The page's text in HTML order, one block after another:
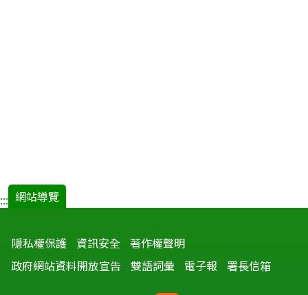
::: 網站導覽
隱私權保護 資訊安全 著作權聲明
政府網站資料開放宣告
雙語詞彙 電子報 署長信箱